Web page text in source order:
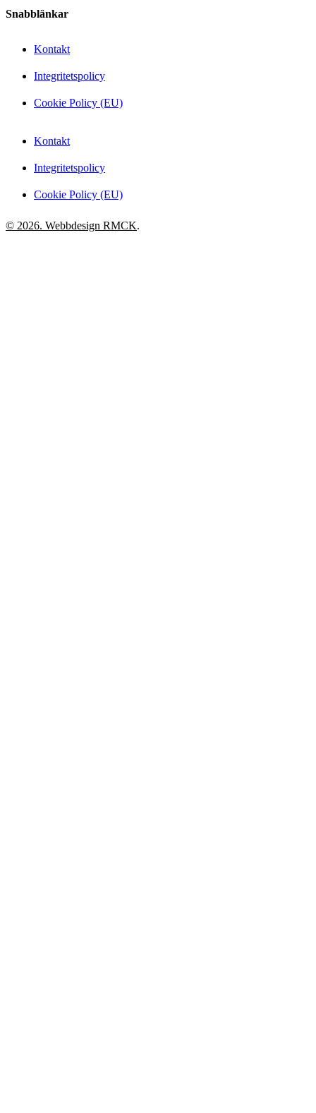
Snabblänkar
Kontakt
Integritetspolicy
Cookie Policy (EU)
Kontakt
Integritetspolicy
Cookie Policy (EU)
© 2026. Webbdesign RMCK.